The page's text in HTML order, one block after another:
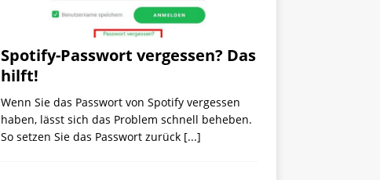
Spotify-Passwort vergessen? Das
hilft!
Wenn Sie das Passwort von Spotify vergessen
haben, lässt sich das Problem schnell beheben.
So setzen Sie das Passwort zurück [...]